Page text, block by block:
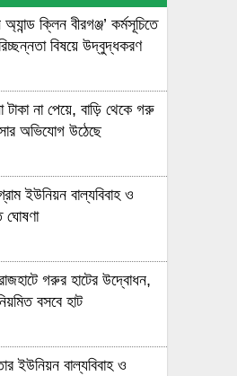
অ্যান্ড ক্লিন বীরগঞ্জ’ কর্মসূচিতে
বিষয়ে উদ্বুদ্ধকরণ
টাকা না পেয়ে, বাড়ি থেকে গরু
অভিযোগ উঠেছে
ইউনিয়ন বাল্যবিবাহ ও
ঘোষণা
গরুর হাটের উদ্বোধন,
বসবে হাট
ইউনিয়ন বাল্যবিবাহ ও